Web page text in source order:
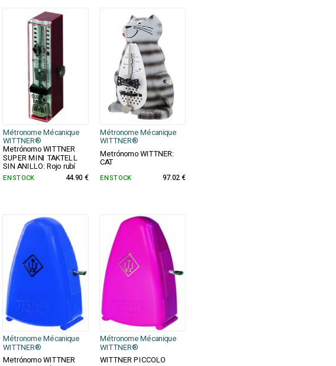
Métronome Mécanique
WITTNER®
Métronome Mécanique
WITTNER®
Metrónomo WITTNER
SUPER MINI TAKTELL
SIN ANILLO: Rojo rubí
Metrónomo WITTNER:
CAT
EN STOCK 44.90 € EN STOCK 97.02 €
Métronome Mécanique
WITTNER®
Métronome Mécanique
WITTNER®
Metrónomo WITTNER WITTNER PICCOLO